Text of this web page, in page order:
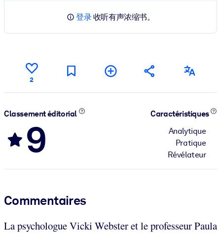
登录收听有声浓缩书。
2
Classement éditorial
9
Caractéristiques
Analytique
Pratique
Révélateur
Commentaires
La psychologue Vicki Webster et le professeur Paula